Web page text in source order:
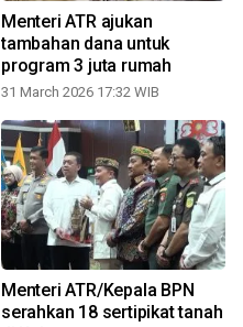
Menteri ATR ajukan
tambahan dana untuk
program 3 juta rumah
31 March 2026 17:32 WIB
Menteri ATR/Kepala BPN
serahkan 18 sertipikat tanah